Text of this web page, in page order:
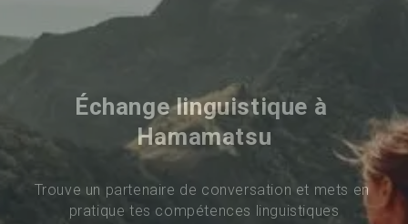
Échange linguistique à
Hamamatsu
Trouve un partenaire de conversation et mets en
pratique tes compétences linguistiques